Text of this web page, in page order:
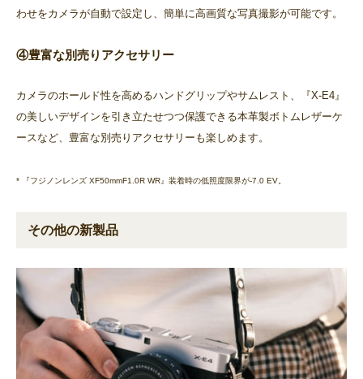
わせをカメラが自動で設定し、簡単に高画質な写真撮影が可能です。
④豊富な別売りアクセサリー
カメラのホールド性を高めるハンドグリップやサムレスト、『X-E4』
の美しいデザインを引き立たせつつ保護できる本革製ボトムレザーケ
ースなど、豊富な別売りアクセサリーも楽しめます。
* 『フジノンレンズ XF50mmF1.0R WR』装着時の低照度限界が-7.0 EV。
その他の新製品